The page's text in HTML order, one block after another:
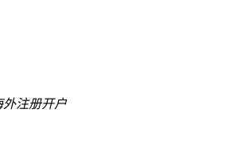
外注册开户